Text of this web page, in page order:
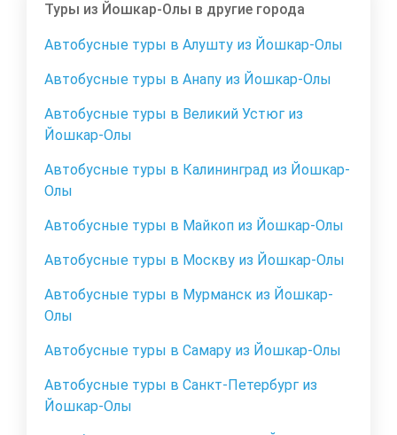
Туры из Йошкар-Олы в другие города
Автобусные туры в Алушту из Йошкар-Олы
Автобусные туры в Анапу из Йошкар-Олы
Автобусные туры в Великий Устюг из
Йошкар-Олы
Автобусные туры в Калининград из Йошкар-
Олы
Автобусные туры в Майкоп из Йошкар-Олы
Автобусные туры в Москву из Йошкар-Олы
Автобусные туры в Мурманск из Йошкар-
Олы
Автобусные туры в Самару из Йошкар-Олы
Автобусные туры в Санкт-Петербург из
Йошкар-Олы